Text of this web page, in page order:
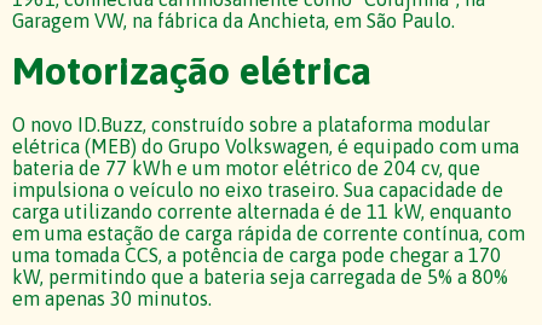
Garagem VW, na fábrica da Anchieta, em São Paulo.
Motorização elétrica
O novo ID.Buzz, construído sobre a plataforma modular
elétrica (MEB) do Grupo Volkswagen, é equipado com uma
bateria de 77 kWh e um motor elétrico de 204 cv, que
impulsiona o veículo no eixo traseiro. Sua capacidade de
carga utilizando corrente alternada é de 11 kW, enquanto
em uma estação de carga rápida de corrente contínua, com
uma tomada CCS, a potência de carga pode chegar a 170
kW, permitindo que a bateria seja carregada de 5% a 80%
em apenas 30 minutos.